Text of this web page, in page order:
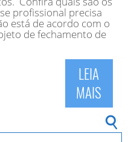
profissional precisa
está de acordo com o
de fechamento de
LEIA
MAIS